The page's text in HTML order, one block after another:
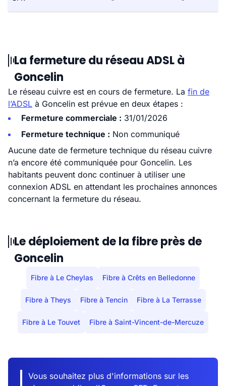
La fermeture du réseau ADSL à
Goncelin
Le réseau cuivre est en cours de fermeture. La fin de
l’ADSL à Goncelin est prévue en deux étapes :
Fermeture commerciale : 31/01/2026
Fermeture technique : Non communiqué
Aucune date de fermeture technique du réseau cuivre
n’a encore été communiquée pour Goncelin. Les
habitants peuvent donc continuer à utiliser une
connexion ADSL en attendant les prochaines annonces
concernant la fermeture du réseau.
Le déploiement de la fibre près de
Goncelin
Fibre à Le Cheylas Fibre à Crêts en Belledonne
Fibre à Theys Fibre à Tencin Fibre à La Terrasse
Fibre à Le Touvet Fibre à Saint-Vincent-de-Mercuze
Vous souhaitez plus d'informations sur les